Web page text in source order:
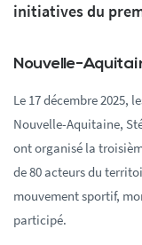
initiatives du
Nouvelle-
Le 17 décembre 2025,
Nouvelle-Aquitaine,
ont organisé la
de 80 acteurs du
mouvement sportif,
participé.